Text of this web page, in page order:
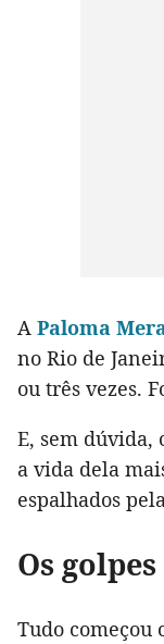
A Paloma
no Rio de
ou três vezes.
E, sem dúvida,
a vida dela
espalhados
Os
Tudo começou